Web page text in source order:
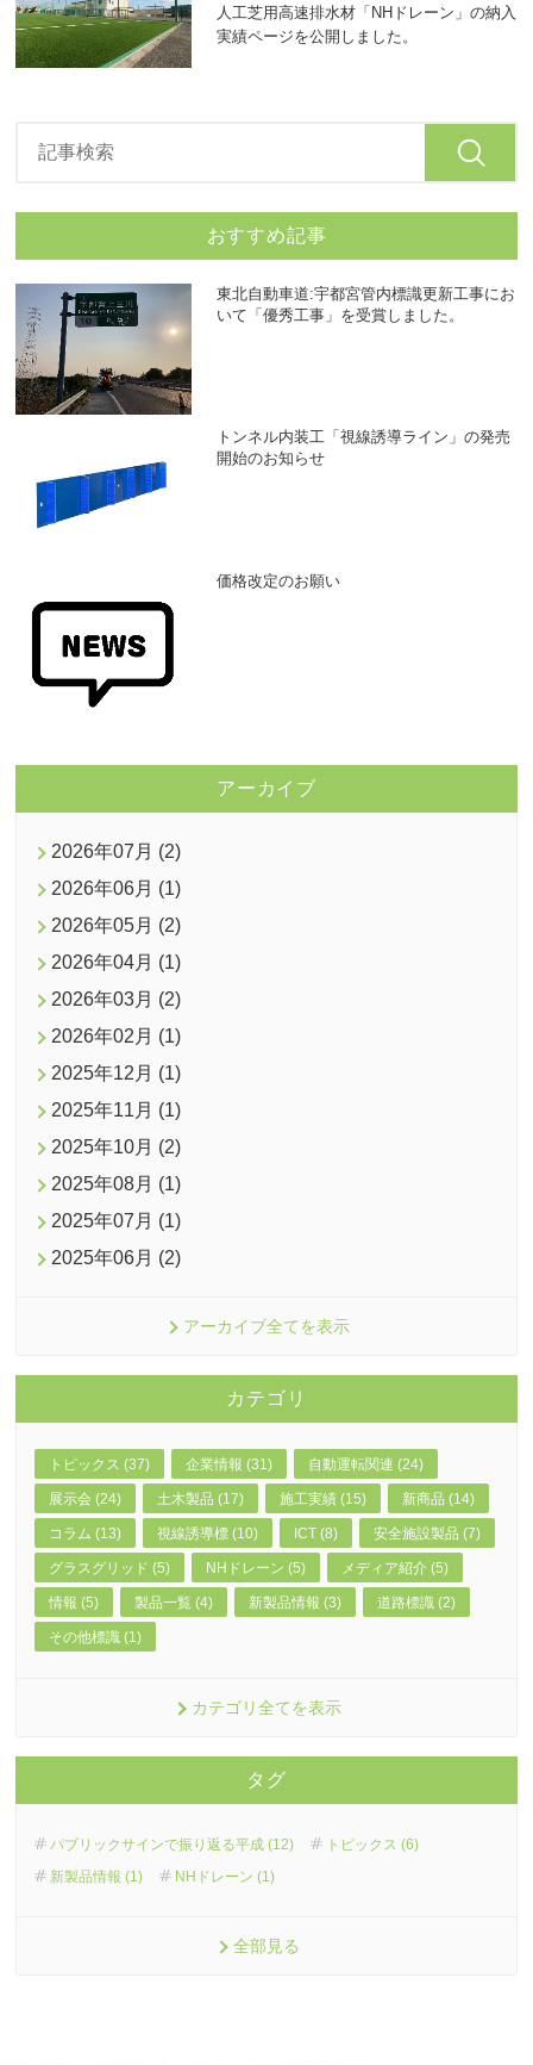
人工芝用高速排水材「NHドレーン」の納入
実績ページを公開しました。
おすすめ記事
東北自動車道:宇都宮管内標識更新工事にお
いて「優秀工事」を受賞しました。
トンネル内装工「視線誘導ライン」の発売
開始のお知らせ
価格改定のお願い
アーカイブ
2026年07月 (2)
2026年06月 (1)
2026年05月 (2)
2026年04月 (1)
2026年03月 (2)
2026年02月 (1)
2025年12月 (1)
2025年11月 (1)
2025年10月 (2)
2025年08月 (1)
2025年07月 (1)
2025年06月 (2)
アーカイブ全てを表示
カテゴリ
トピックス (37) 企業情報 (31) 自動運転関連 (24)
展示会 (24) 土木製品 (17) 施工実績 (15) 新商品 (14)
コラム (13) 視線誘導標 (10) ICT (8) 安全施設製品 (7)
グラスグリッド (5) NHドレーン (5) メディア紹介 (5)
情報 (5) 製品一覧 (4) 新製品情報 (3) 道路標識 (2)
その他標識 (1)
カテゴリ全てを表示
タグ
パブリックサインで振り返る平成 (12)
トピックス (6)
新製品情報 (1)
NHドレーン (1)
全部見る